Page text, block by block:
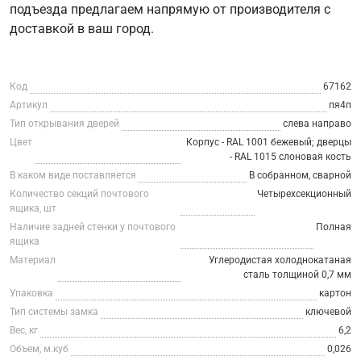
подъезда предлагаем напрямую от производителя с
доставкой в ваш город.
Код
67162
Артикул
пя4п
Тип открывания дверей
слева направо
Цвет
Корпус - RAL 1001 бежевый; дверцы
- RAL 1015 слоновая кость
В каком виде поставляется
В собранном, сварной
Количество секций почтового
ящика, шт
Четырехсекционный
Наличие задней стенки у почтового
ящика
Полная
Материал
Углеродистая холоднокатаная
сталь толщиной 0,7 мм
Упаковка
картон
Тип системы замка
ключевой
Вес, кг
6,2
Объем, м.куб
0,026